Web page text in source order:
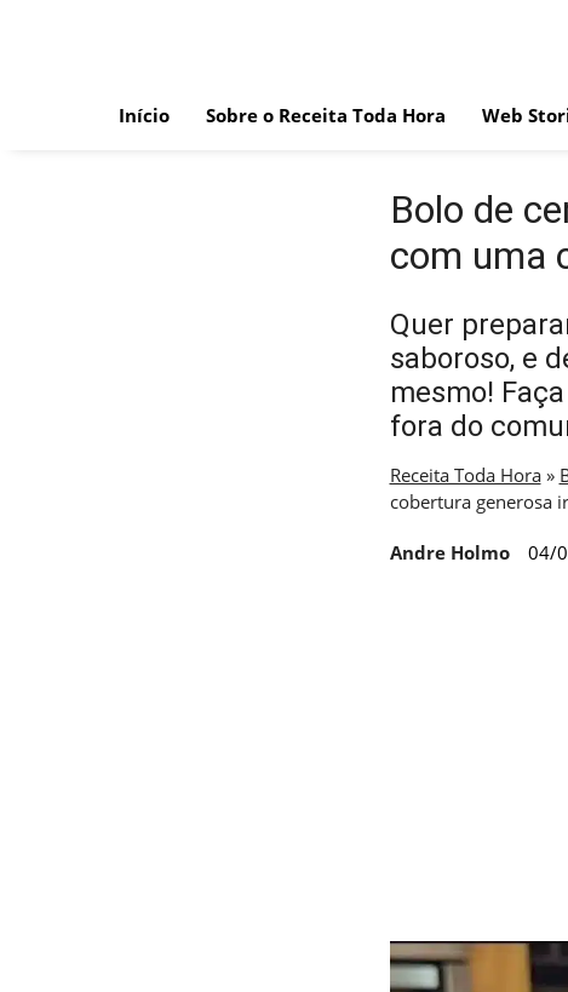
Início Sobre o Receita Toda Hora Web
Bolo de
com uma
Quer
saboroso, e
mesmo!
fora do
Receita Toda Hora»
cobertura generosa
Andre Holmo 04/